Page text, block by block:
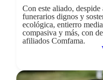
Con este aliado,
funerarios dignos y
ecológica, entierro
compasiva y más, con
afiliados Comfama.